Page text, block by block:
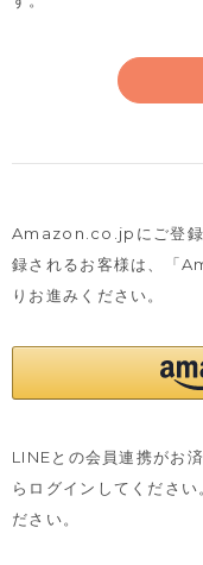
Amazon.co.jpにご登録
録されるお客様は、
「
りお進みください。
LINEとの会員連携がお
らログインしてください
ださい。